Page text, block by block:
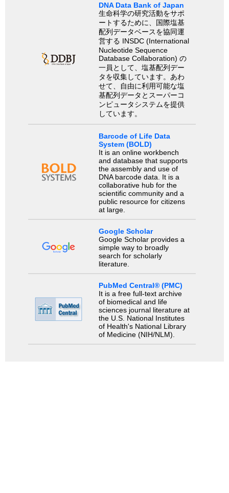
DNA Data Bank of Japan
生命科学の研究活動をサポ
ートするために、国際塩基
配列データベースを協同運
営する INSDC (International
Nucleotide Sequence
Database Collaboration) の
一員として、塩基配列デー
タを収集しています。あわ
せて、自由に利用可能な塩
基配列データとスーパーコ
ンピュータシステムを提供
しています。
Barcode of Life Data
System (BOLD)
It is an online workbench
and database that supports
the assembly and use of
DNA barcode data. It is a
collaborative hub for the
scientific community and a
public resource for citizens
at large.
Google Scholar
Google Scholar provides a
simple way to broadly
search for scholarly
literature.
PubMed Central® (PMC)
It is a free full-text archive
of biomedical and life
sciences journal literature at
the U.S. National Institutes
of Health's National Library
of Medicine (NIH/NLM).